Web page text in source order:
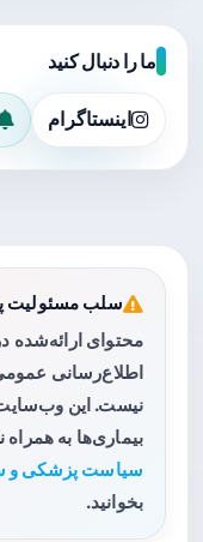
ما را دنبال کنید
اینستاگرام
سلب مسئولیت
محتوای
اطلاع‌رسانی
نیست. این
بیماری‌ها به
سیاست پزشکی و
بخوانید.